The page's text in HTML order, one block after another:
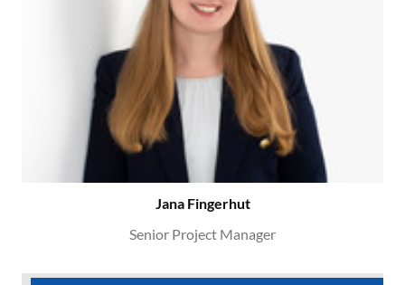
Jana Fingerhut
Senior Project Manager